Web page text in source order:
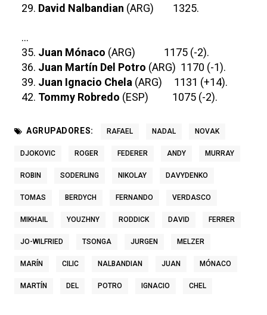
29. David Nalbandian (ARG) 1325.
...
35. Juan Mónaco (ARG) 1175 (-2).
36. Juan Martín Del Potro (ARG) 1170 (-1).
39. Juan Ignacio Chela (ARG) 1131 (+14).
42. Tommy Robredo (ESP) 1075 (-2).
AGRUPADORES: RAFAEL NADAL NOVAK
DJOKOVIC ROGER FEDERER ANDY MURRAY
ROBIN SODERLING NIKOLAY DAVYDENKO
TOMAS BERDYCH FERNANDO VERDASCO
MIKHAIL YOUZHNY RODDICK DAVID FERRER
JO-WILFRIED TSONGA JURGEN MELZER
MARÍN CILIC NALBANDIAN JUAN MÓNACO
MARTÍN DEL POTRO IGNACIO CHEL